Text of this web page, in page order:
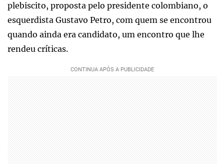
plebiscito, proposta pelo presidente colombiano, o
esquerdista Gustavo Petro, com quem se encontrou
quando ainda era candidato, um encontro que lhe
rendeu críticas.